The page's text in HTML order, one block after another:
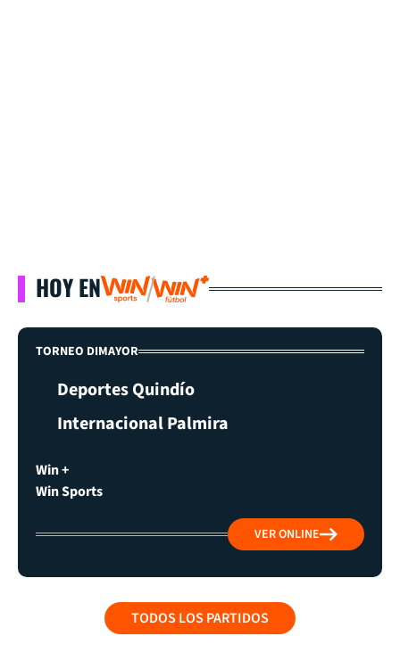
HOY EN
TORNEO DIMAYOR
Deportes Quindío
Internacional Palmira
Win +
Win Sports
VER ONLINE
TODOS LOS PARTIDOS